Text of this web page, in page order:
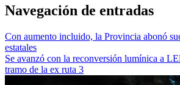
Navegación de entradas
Con aumento incluido, la Provincia abonó
estatales
Se avanzó con la reconversión lumínica a
tramo de la ex ruta 3